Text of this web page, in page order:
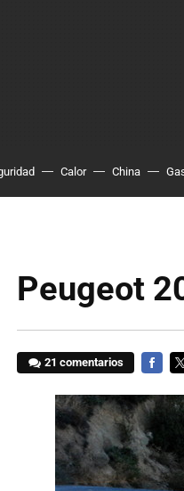
Calor China
Peugeot
21 comentarios